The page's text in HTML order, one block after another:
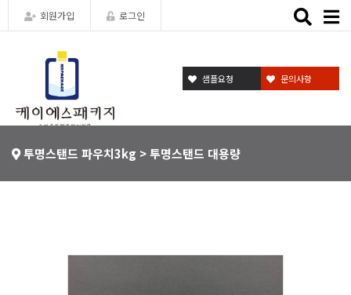
회원가입 로그인
Toggle
샘플요청 문의사항
투명스탠드 파우치3kg > 투명스탠드 대용량